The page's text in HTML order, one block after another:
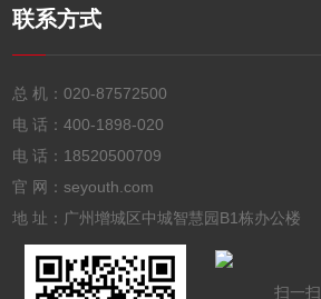
联系方式
总 机：020-87572500
电 话：400-1898-020
电 话： 18520500709
官 网：seyouth.com
地 址：广州增城区中城智慧园B1栋办公楼
扫一扫